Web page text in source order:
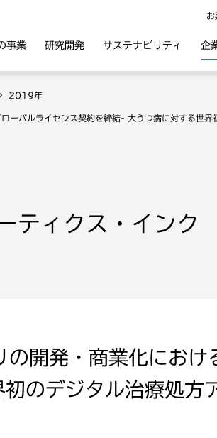
お
事業 研究開発 サステナビリティ 企
2019年
ーバルライセンス契約を締結- 大うつ病に対する世
ティクス・インク
の開発・商業化にお
のデジタル治療処方